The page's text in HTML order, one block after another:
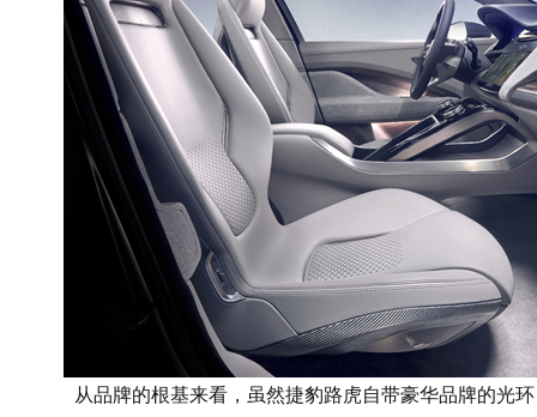
从品牌的根基来看，虽然捷豹路虎自带豪华品牌的光